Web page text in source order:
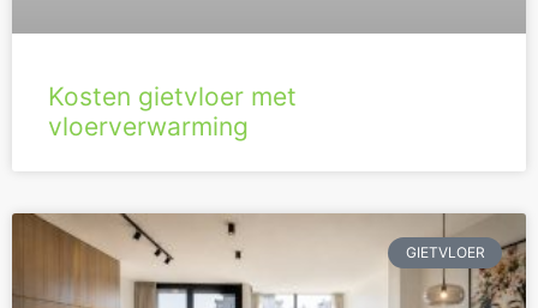
Kosten gietvloer met
vloerverwarming
GIETVLOER